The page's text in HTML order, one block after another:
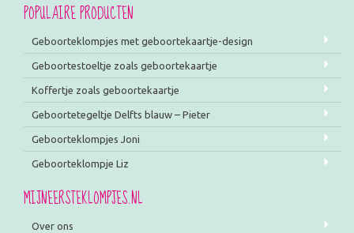
POPULAIRE PRODUCTEN
Geboorteklompjes met geboortekaartje-design
Geboortestoeltje zoals geboortekaartje
Koffertje zoals geboortekaartje
Geboortetegeltje Delfts blauw – Pieter
Geboorteklompjes Joni
Geboorteklompje Liz
MIJNEERSTEKLOMPJES.NL
Over ons